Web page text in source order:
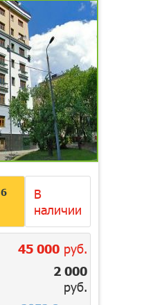
6
В
наличии
45 000руб.
2 000
руб.